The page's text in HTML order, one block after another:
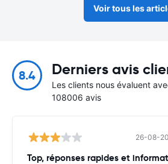
Voir tous les
8.4 Derniers avis
Les clients nous évaluent
108006 avis
26-08-